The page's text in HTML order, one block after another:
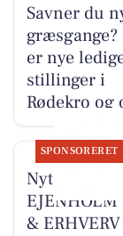
Savner du
græsgange?
er nye
stillinger i
Rødekro og
SPONSORERET
Nyt fra
EJENHOLM
& ERHVERV